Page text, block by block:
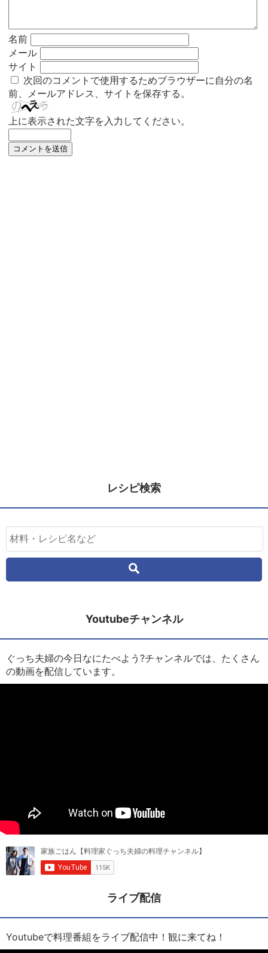
名前
メール
サイト
次回のコメントで使用するためブラウザーに自分の名
前、メールアドレス、サイトを保存する。
上に表示された文字を入力してください。
レシピ検索
Youtubeチャンネル
ぐっち夫婦の今日なにたべよう?チャンネルでは、たくさん
の動画を配信しています。
ライブ配信
Youtubeで料理番組をライブ配信中！観に来てね！